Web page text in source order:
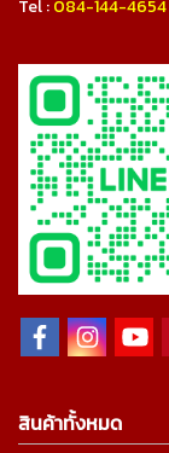
Tel :084-144-4654
สินค้าทั้งหมด